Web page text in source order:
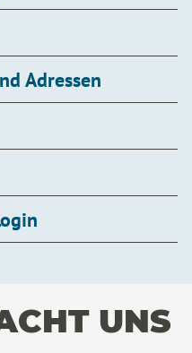
Adressen
UNS